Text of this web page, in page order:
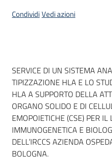
CondividiVedi azioni
Dati del bando
SERVICE DI UN SISTEMA
TIPIZZAZIONE HLA E LO
HLA A SUPPORTO DELLA
ORGANO SOLIDO E DI
EMOPOIETICHE (CSE) PER
IMMUNOGENETICA E
DELL’IRCCS AZIENDA
BOLOGNA.